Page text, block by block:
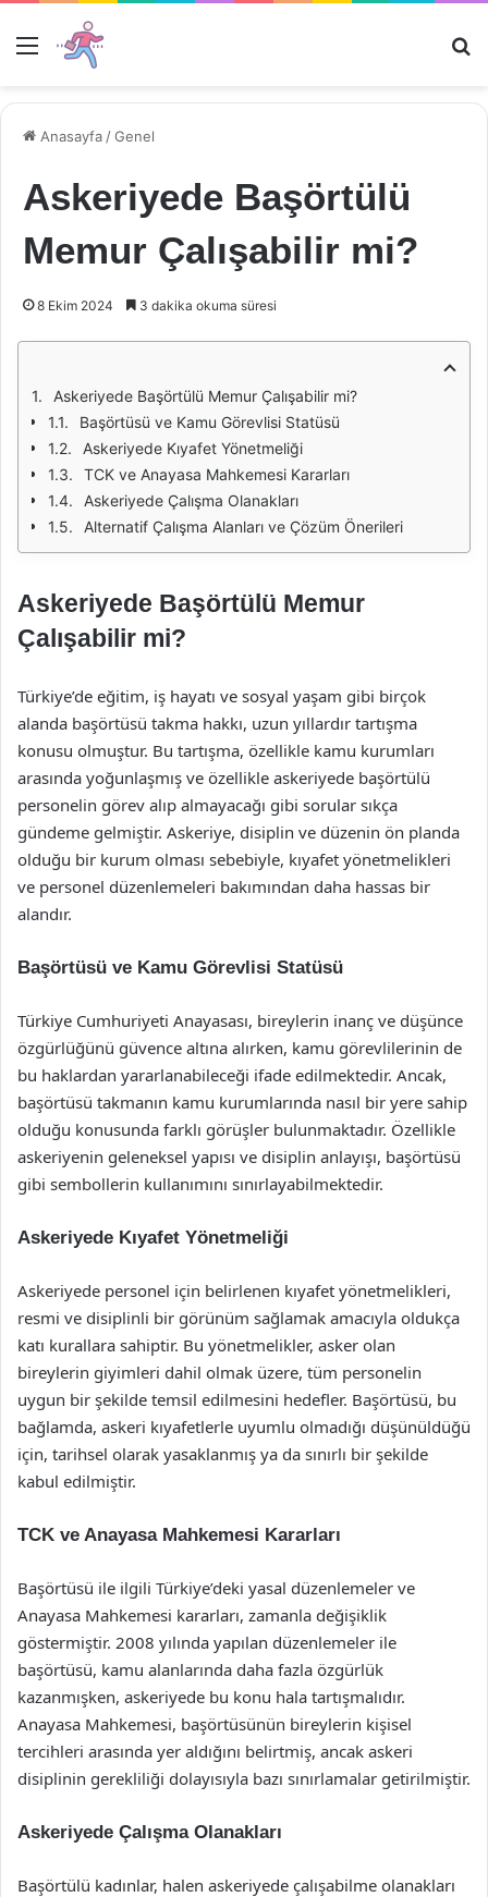
Menü
Anasayfa /Genel
Askeriyede Başörtülü
Memur Çalışabilir mi?
8 Ekim 2024 3 dakika okuma süresi
Askeriyede Başörtülü Memur Çalışabilir mi?
Başörtüsü ve Kamu Görevlisi Statüsü
Askeriyede Kıyafet Yönetmeliği
TCK ve Anayasa Mahkemesi Kararları
Askeriyede Çalışma Olanakları
Alternatif Çalışma Alanları ve Çözüm Önerileri
Askeriyede Başörtülü Memur
Çalışabilir mi?
Türkiye’de eğitim, iş hayatı ve sosyal yaşam gibi birçok
alanda başörtüsü takma hakkı, uzun yıllardır tartışma
konusu olmuştur. Bu tartışma, özellikle kamu kurumları
arasında yoğunlaşmış ve özellikle askeriyede başörtülü
personelin görev alıp almayacağı gibi sorular sıkça
gündeme gelmiştir. Askeriye, disiplin ve düzenin ön planda
olduğu bir kurum olması sebebiyle, kıyafet yönetmelikleri
ve personel düzenlemeleri bakımından daha hassas bir
alandır.
Başörtüsü ve Kamu Görevlisi Statüsü
Türkiye Cumhuriyeti Anayasası, bireylerin inanç ve düşünce
özgürlüğünü güvence altına alırken, kamu görevlilerinin de
bu haklardan yararlanabileceği ifade edilmektedir. Ancak,
başörtüsü takmanın kamu kurumlarında nasıl bir yere sahip
olduğu konusunda farklı görüşler bulunmaktadır. Özellikle
askeriyenin geleneksel yapısı ve disiplin anlayışı, başörtüsü
gibi sembollerin kullanımını sınırlayabilmektedir.
Askeriyede Kıyafet Yönetmeliği
Askeriyede personel için belirlenen kıyafet yönetmelikleri,
resmi ve disiplinli bir görünüm sağlamak amacıyla oldukça
katı kurallara sahiptir. Bu yönetmelikler, asker olan
bireylerin giyimleri dahil olmak üzere, tüm personelin
uygun bir şekilde temsil edilmesini hedefler. Başörtüsü, bu
bağlamda, askeri kıyafetlerle uyumlu olmadığı düşünüldüğü
için, tarihsel olarak yasaklanmış ya da sınırlı bir şekilde
kabul edilmiştir.
TCK ve Anayasa Mahkemesi Kararları
Başörtüsü ile ilgili Türkiye’deki yasal düzenlemeler ve
Anayasa Mahkemesi kararları, zamanla değişiklik
göstermiştir. 2008 yılında yapılan düzenlemeler ile
başörtüsü, kamu alanlarında daha fazla özgürlük
kazanmışken, askeriyede bu konu hala tartışmalıdır.
Anayasa Mahkemesi, başörtüsünün bireylerin kişisel
tercihleri arasında yer aldığını belirtmiş, ancak askeri
disiplinin gerekliliği dolayısıyla bazı sınırlamalar getirilmiştir.
Askeriyede Çalışma Olanakları
Başörtülü kadınlar, halen askeriyede çalışabilme olanakları